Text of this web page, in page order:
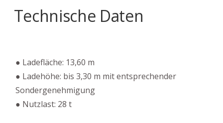
Technische Daten
● Ladefläche: 13,60 m
● Ladehöhe: bis 3,30 m mit entsprechender
Sondergenehmigung
● Nutzlast: 28 t